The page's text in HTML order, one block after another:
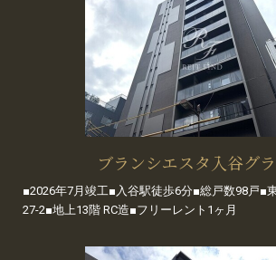
ブランシエスタ入谷グ
■2026年7月竣工■入谷駅徒歩6分■総戸数98戸■
27-2■地上13階 RC造■フリーレント1ヶ月